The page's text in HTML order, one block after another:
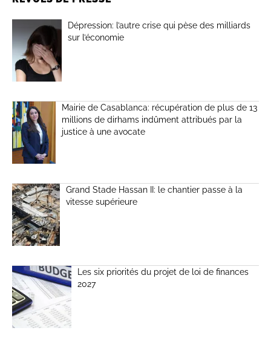
Dépression: l’autre crise qui pèse des milliards
sur l’économie
Mairie de Casablanca: récupération de plus de 13
millions de dirhams indûment attribués par la
justice à une avocate
Grand Stade Hassan II: le chantier passe à la
vitesse supérieure
Les six priorités du projet de loi de finances
2027